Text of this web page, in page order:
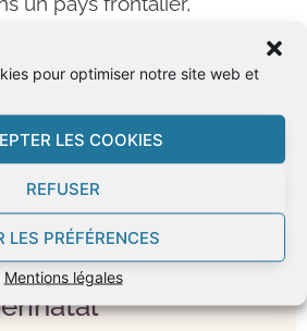
pour optimiser notre site web et
LES COOKIES
REFUSER
LES PRÉFÉRENCES
Mentions légales
MÉTIER ?
& enseignante